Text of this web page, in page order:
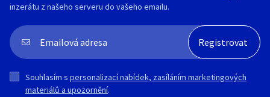
inzerátu z našeho serveru do vašeho emailu.
Souhlasím s personalizací nabídek, zasíláním marketingových
materiálů a upozornění.